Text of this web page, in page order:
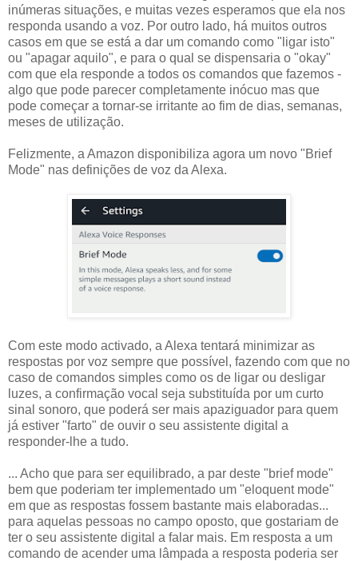
inúmeras situações, e muitas vezes esperamos que ela nos
responda usando a voz. Por outro lado, há muitos outros
casos em que se está a dar um comando como "ligar isto"
ou "apagar aquilo", e para o qual se dispensaria o "okay"
com que ela responde a todos os comandos que fazemos -
algo que pode parecer completamente inócuo mas que
pode começar a tornar-se irritante ao fim de dias, semanas,
meses de utilização.
Felizmente, a Amazon disponibiliza agora um novo "Brief
Mode" nas definições de voz da Alexa.
Com este modo activado, a Alexa tentará minimizar as
respostas por voz sempre que possível, fazendo com que no
caso de comandos simples como os de ligar ou desligar
luzes, a confirmação vocal seja substituída por um curto
sinal sonoro, que poderá ser mais apaziguador para quem
já estiver "farto" de ouvir o seu assistente digital a
responder-lhe a tudo.
... Acho que para ser equilibrado, a par deste "brief mode"
bem que poderiam ter implementado um "eloquent mode"
em que as respostas fossem bastante mais elaboradas...
para aquelas pessoas no campo oposto, que gostariam de
ter o seu assistente digital a falar mais. Em resposta a um
comando de acender uma lâmpada a resposta poderia ser